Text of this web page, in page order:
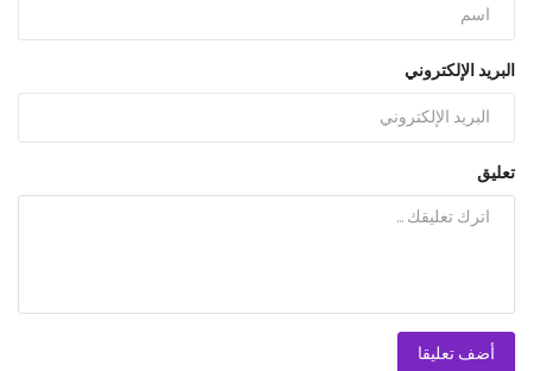
البريد الإلكتروني
تعليق
أضف تعليقا